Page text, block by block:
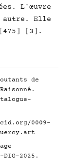
L'œuvre
autre. Elle
[3].
de
0009-
DIG-2025.